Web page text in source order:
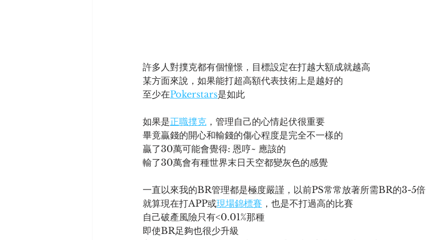
許多人對撲克都有個憧憬，目標設定在打越大額成就越高
某方面來說，如果能打超高額代表技術上是越好的
至少在Pokerstars是如此
如果是正職撲克 ，管理自己的心情起伏很重要
畢竟贏錢的開心和輸錢的傷心程度是完全不一樣的
贏了30萬可能會覺得: 恩哼~ 應該的
輸了30萬會有種世界末日天空都變灰色的感覺
一直以來我的BR管理都是極度嚴謹，以前PS常常放著所需BR的3-5倍
就算現在打APP或現場錦標賽 ，也是不打過高的比賽
自己破產風險只有<0.01%那種
即使BR足夠也很少升級